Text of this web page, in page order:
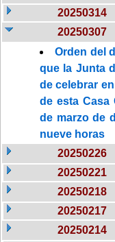
20250314
20250307
Orden del
que la Junta
de celebrar
de esta Casa
de marzo de
nueve horas
20250226
20250221
20250218
20250217
20250214